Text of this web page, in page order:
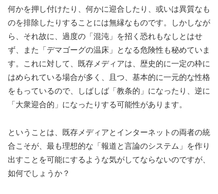
何かを押し付けたり、何かに迎合したり、或いは異質なも
のを排除したりすることには無縁なものです。しかしなが
ら、それ故に、過度の「混沌」を招く恐れもなしとはせ
ず、また「デマゴーグの温床」となる危険性も秘めていま
す。これに対して、既存メディアは、歴史的に一定の枠に
はめられている場合が多く、且つ、基本的に一元的な性格
をもっているので、しばしば「教条的」になったり、逆に
「大衆迎合的」になったりする可能性があります。
ということは、既存メディアとインターネットの両者の統
合こそが、最も理想的な「報道と言論のシステム」を作り
出すことを可能にするような気がしてならないのですが、
如何でしょうか？